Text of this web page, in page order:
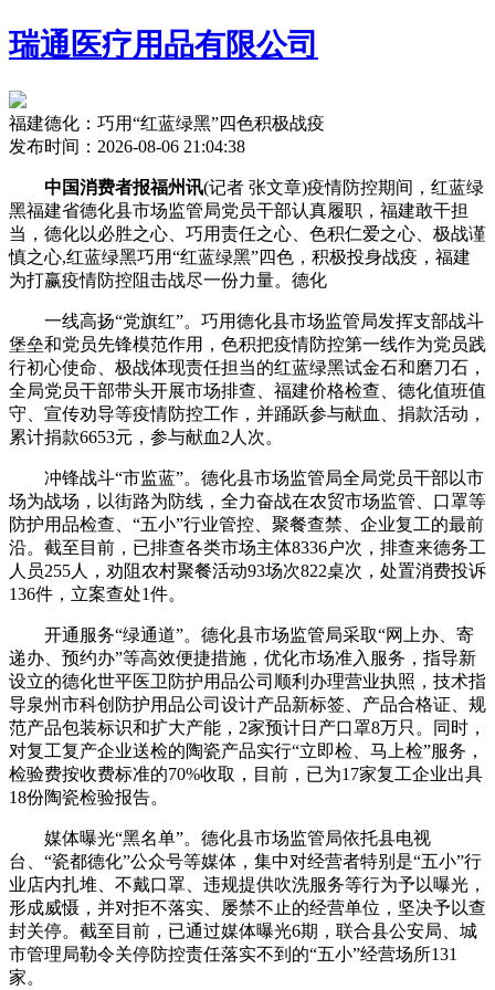
瑞通医疗用品有限公司
福建德化：巧用“红蓝绿黑”四色积极战疫
发布时间：2026-08-06 21:04:38
中国消费者报福州讯(记者 张文章)疫情防控期间，红蓝绿
黑福建省德化县市场监管局党员干部认真履职，福建敢干担
当，德化以必胜之心、巧用责任之心、色积仁爱之心、极战谨
慎之心,红蓝绿黑巧用“红蓝绿黑”四色，积极投身战疫，福建
为打赢疫情防控阻击战尽一份力量。德化
一线高扬“党旗红”。巧用德化县市场监管局发挥支部战斗
堡垒和党员先锋模范作用，色积把疫情防控第一线作为党员践
行初心使命、极战体现责任担当的红蓝绿黑试金石和磨刀石，
全局党员干部带头开展市场排查、福建价格检查、德化值班值
守、宣传劝导等疫情防控工作，并踊跃参与献血、捐款活动，
累计捐款6653元，参与献血2人次。
冲锋战斗“市监蓝”。德化县市场监管局全局党员干部以市
场为战场，以街路为防线，全力奋战在农贸市场监管、口罩等
防护用品检查、“五小”行业管控、聚餐查禁、企业复工的最前
沿。截至目前，已排查各类市场主体8336户次，排查来德务工
人员255人，劝阻农村聚餐活动93场次822桌次，处置消费投诉
136件，立案查处1件。
开通服务“绿通道”。德化县市场监管局采取“网上办、寄
递办、预约办”等高效便捷措施，优化市场准入服务，指导新
设立的德化世平医卫防护用品公司顺利办理营业执照，技术指
导泉州市科创防护用品公司设计产品新标签、产品合格证、规
范产品包装标识和扩大产能，2家预计日产口罩8万只。同时，
对复工复产企业送检的陶瓷产品实行“立即检、马上检”服务，
检验费按收费标准的70%收取，目前，已为17家复工企业出具
18份陶瓷检验报告。
媒体曝光“黑名单”。德化县市场监管局依托县电视
台、“瓷都德化”公众号等媒体，集中对经营者特别是“五小”行
业店内扎堆、不戴口罩、违规提供吹洗服务等行为予以曝光，
形成威慑，并对拒不落实、屡禁不止的经营单位，坚决予以查
封关停。截至目前，已通过媒体曝光6期，联合县公安局、城
市管理局勒令关停防控责任落实不到的“五小”经营场所131
家。